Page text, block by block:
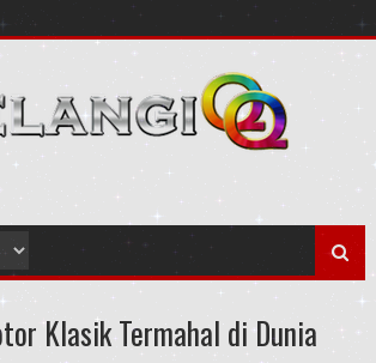
Klasik Termahal di Dunia